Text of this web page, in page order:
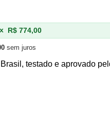
R$ 774,00
sem juros
testado e aprovado